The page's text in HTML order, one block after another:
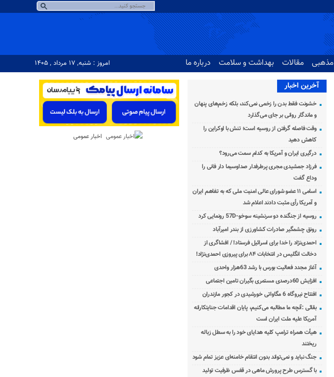
مذهبی مقالات بهداشت و سلامت درباره ما امروز : شنبه, ۱۷ مرداد , ۱۴۰۵
آخرین اخبار
خشونت فقط بدن را زخمی نمی‌کند، بلکه زخم‌های پنهان
و ماندگار روانی بر جای می‌گذارد
وقت فاصله گرفتن از روسیه است؛ تنش با اوکراین را
کاهش دهید
درگیری ایران و آمریکا به کدام سمت می‌رود؟
فرزاد جمشیدی مجری پرطرفدار صداوسیما دار فانی را
وداع گفت
اسامی ۱۱ عضو شورای عالی امنیت ملی که به تفاهم ایران
و آمریکا رأی مثبت دادند اعلام شد
روسیه از جنگنده دو سرنشینه سوخو-57D رونمایی کرد
رونق چشمگیر صادرات کشاورزی از بندر امیرآباد
احمدی‌نژاد را خدا برای اسرائیل فرستاد! / افشاگری از
دخالت انگلیس در انتخابات ۸۴ برای پیروزی احمدی‌نژاد!
آغاز مجدد فعالیت بورس با رشد 63هزار واحدی
افزایش 60درصدی مستمری بگیران تامین اجتماعی
افتتاح نیروگاه 6 مگاواتی خورشیدی در کجور مازندران
بقائی :آنچه ما مطالبه می‌کنیم، پایان اقدامات جنایتکارانه
آمریکا علیه ملت ایران است
هیأت همراه ترامپ کلیه هدایای خود را به سطل زباله
ریختند
جنگ نباید و نمی‌تواند بدون انتقام خامنه‌ای عزیز تمام شود
با گسترس طرح پرورش ماهی در قفس ظرفیت تولید
اخبار عمومی